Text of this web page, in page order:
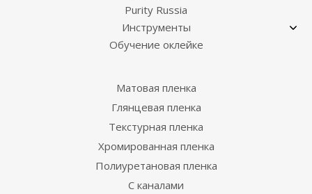
Purity Russia
Инструменты
Обучение оклейке
Матовая пленка
Глянцевая пленка
Текстурная пленка
Хромированная пленка
Полиуретановая пленка
С каналами